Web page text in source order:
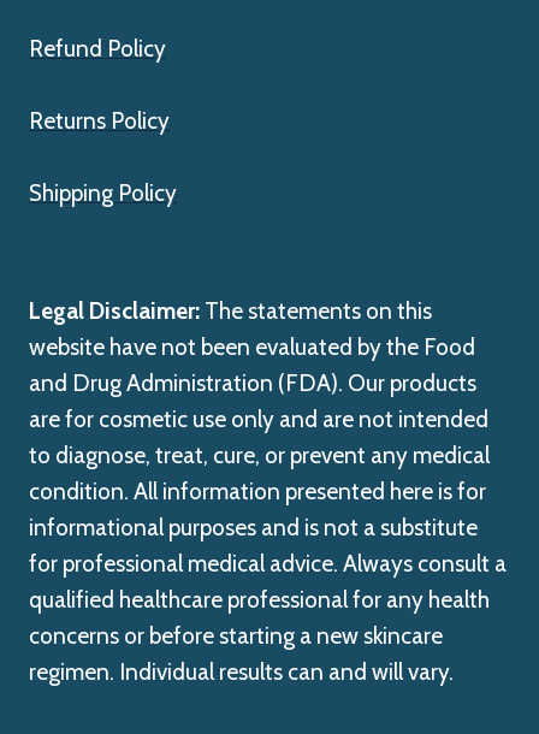
Refund Policy
Returns Policy
Shipping Policy
Legal Disclaimer: The statements on this
website have not been evaluated by the Food
and Drug Administration (FDA). Our products
are for cosmetic use only and are not intended
to diagnose, treat, cure, or prevent any medical
condition. All information presented here is for
informational purposes and is not a substitute
for professional medical advice. Always consult a
qualified healthcare professional for any health
concerns or before starting a new skincare
regimen. Individual results can and will vary.